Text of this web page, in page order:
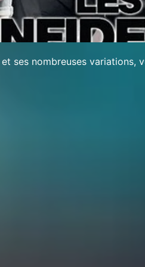
ses nombreuses variations,